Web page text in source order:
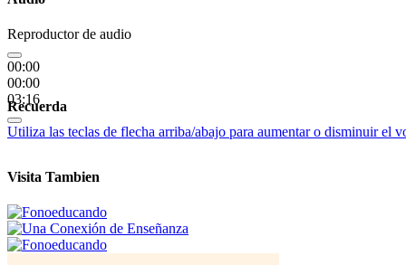
Reproductor de audio
00:00
00:00
03:16
Utiliza las teclas de flecha arriba/abajo para aumentar o disminuir el
Recuerda
Visita Tambien